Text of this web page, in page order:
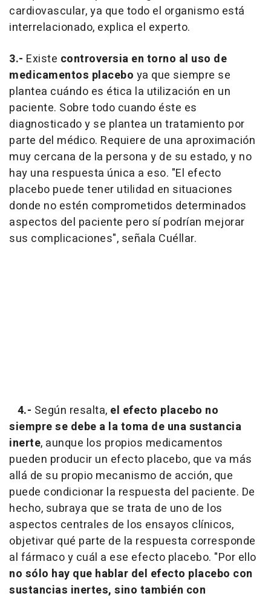
cardiovascular, ya que todo el organismo está
interrelacionado, explica el experto.
3.- Existe controversia en torno al uso de
medicamentos placebo ya que siempre se
plantea cuándo es ética la utilización en un
paciente. Sobre todo cuando éste es
diagnosticado y se plantea un tratamiento por
parte del médico. Requiere de una aproximación
muy cercana de la persona y de su estado, y no
hay una respuesta única a eso. "El efecto
placebo puede tener utilidad en situaciones
donde no estén comprometidos determinados
aspectos del paciente pero sí podrían mejorar
sus complicaciones", señala Cuéllar.
4.- Según resalta, el efecto placebo no
siempre se debe a la toma de una sustancia
inerte, aunque los propios medicamentos
pueden producir un efecto placebo, que va más
allá de su propio mecanismo de acción, que
puede condicionar la respuesta del paciente. De
hecho, subraya que se trata de uno de los
aspectos centrales de los ensayos clínicos,
objetivar qué parte de la respuesta corresponde
al fármaco y cuál a ese efecto placebo. "Por ello
no sólo hay que hablar del efecto placebo con
sustancias inertes, sino también con